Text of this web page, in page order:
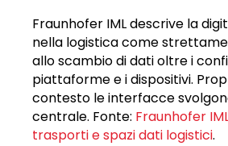
Fraunhofer IML descrive la
nella logistica come
allo scambio di dati oltre i
piattaforme e i dispositivi.
contesto le interfacce
centrale. Fonte: Fraunhofer
trasporti e spazi dati logistici.